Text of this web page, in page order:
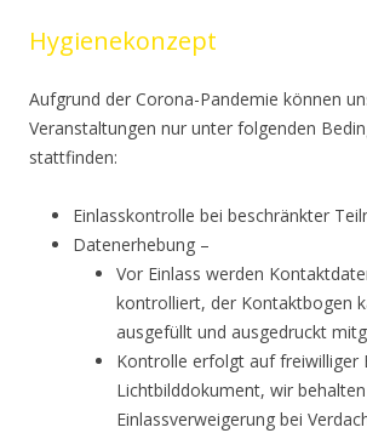
Hygienekonzept
Aufgrund der Corona-Pandemie können
Veranstaltungen nur unter folgenden
stattfinden:
Einlasskontrolle bei beschränkter
Datenerhebung –
Vor Einlass werden
kontrolliert, der Kontaktbogen
ausgefüllt und ausgedruckt
Kontrolle erfolgt auf freiwilliger
Lichtbilddokument, wir
Einlassverweigerung bei